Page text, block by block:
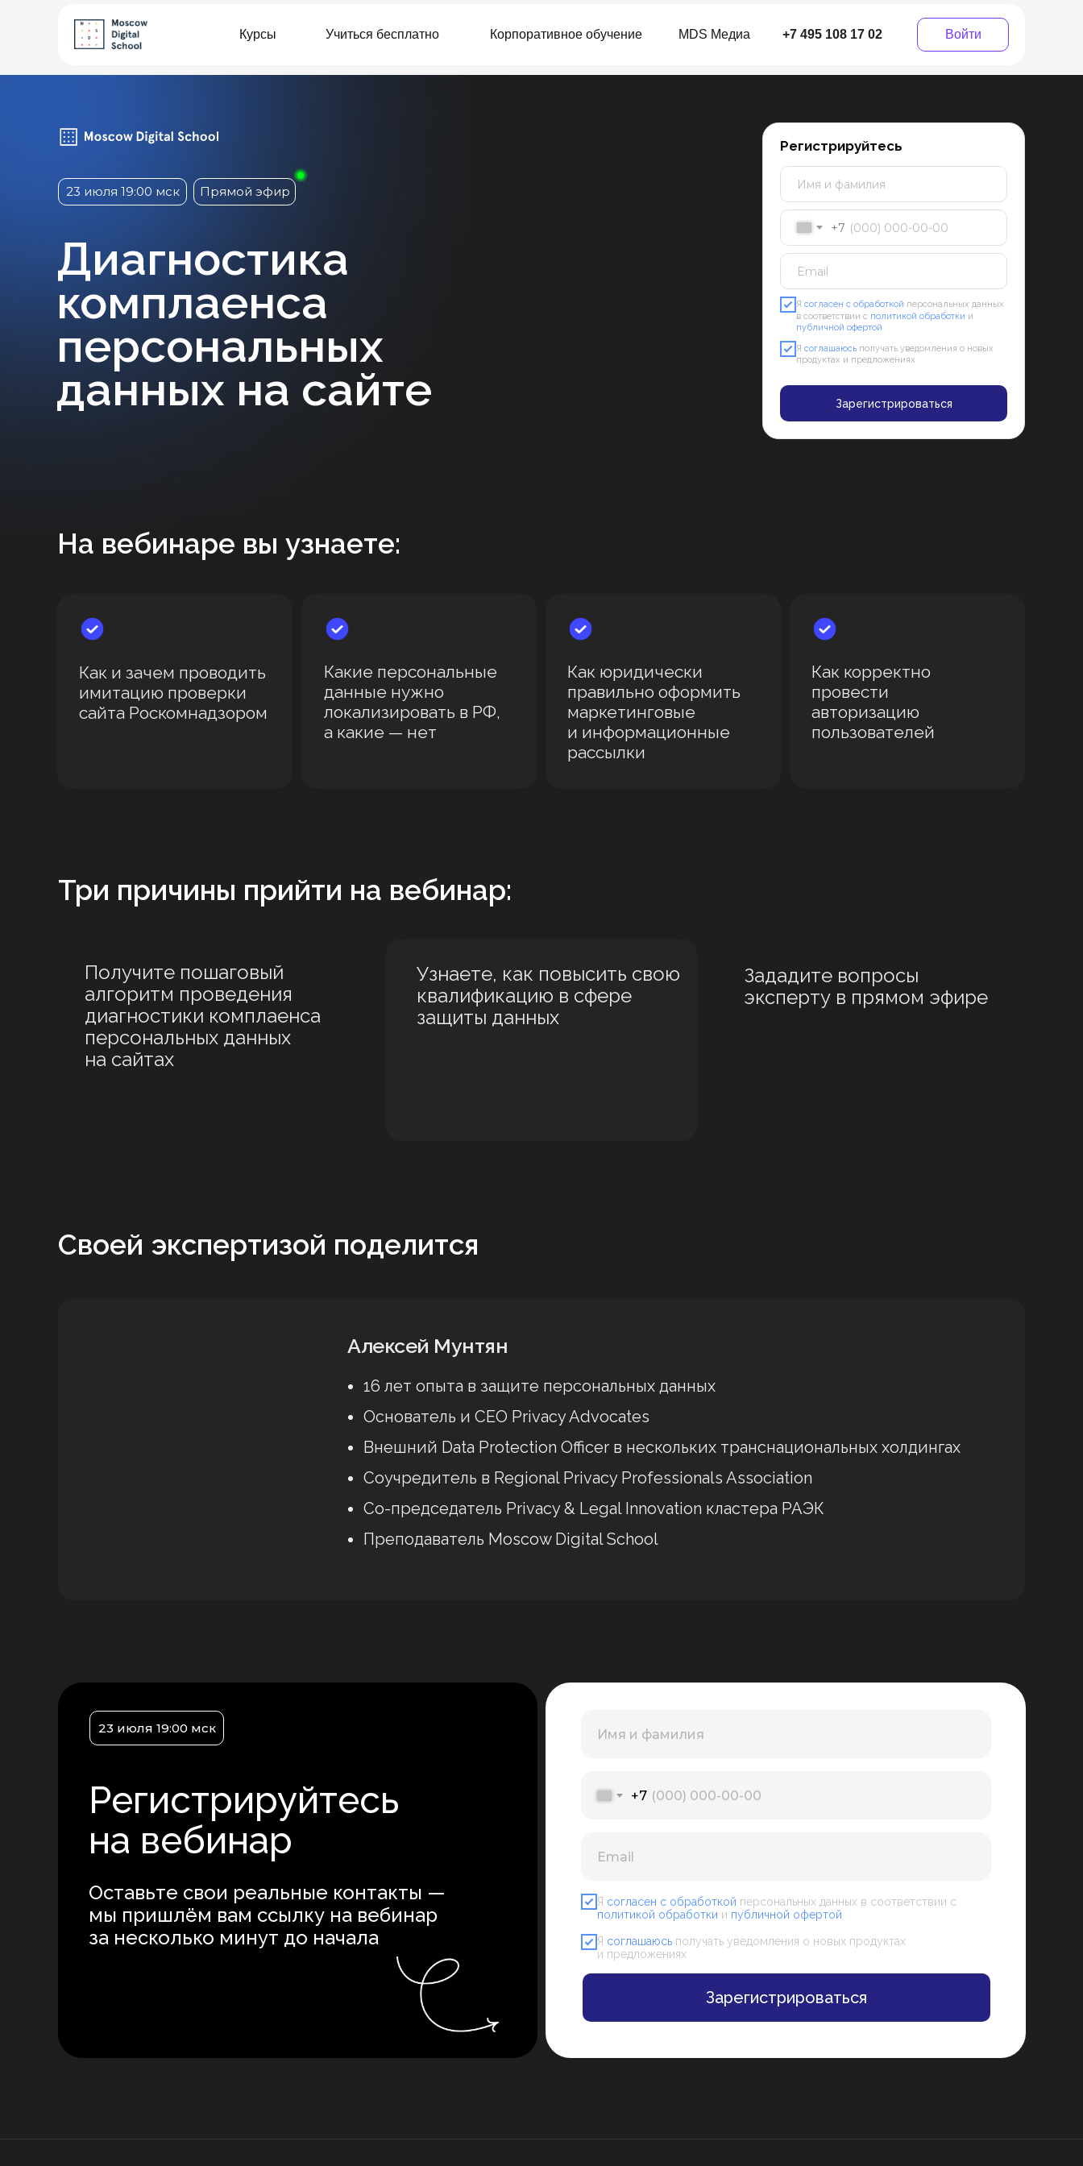
Войти
MDS Медиа
Учиться бесплатно +7 495 108 17 02
Корпоративное обучение
Курсы
Диагностика
комплаенса
персональных
данных на сайте
23 июля 19:00 мск
Три причины прийти на вебинар:
Регистрируйтесь
+7
Я согласен с обработкой персональных данных
в соответствии с политикой обработки и
публичной офертой
Я соглашаюсь получать уведомления о новых
продуктах и предложениях
Зарегистрироваться
Узнаете, как повысить свою
квалификацию в сфере
защиты данных
Своей экспертизой поделится
Получите пошаговый
алгоритм проведения
диагностики комплаенса
персональных данных
на сайтах
Алексей Мунтян
Зададите вопросы
эксперту в прямом эфире
16 лет опыта в защите персональных данных
На вебинаре вы узнаете:
Как и зачем проводить
имитацию проверки
сайта Роскомнадзором
Какие персональные
данные нужно
локализировать в РФ,
а какие — нет
Основатель и СЕО Privacy Advocates
Как юридически
правильно оформить
маркетинговые
и информационные
рассылки
Внешний Data Protection Officer в нескольких транснациональных холдингах
Со-председатель Privacy & Legal Innovation кластера РАЭК
Преподаватель Moscow Digital School
Соучредитель в Regional Privacy Professionals Association
Как корректно
провести
авторизацию
пользователей
Прямой эфир
Регистрируйтесь
на вебинар
+7
Я согласен с обработкой персональных данных в соответствии с
политикой обработки и публичной офертой
Я соглашаюсь получать уведомления о новых продуктах
и предложениях
Зарегистрироваться
Оставьте свои реальные контакты —
мы пришлём вам ссылку на вебинар
за несколько минут до начала
23 июля 19:00 мск